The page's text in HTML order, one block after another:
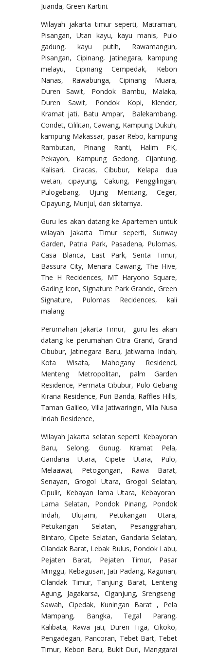
Juanda, Green Kartini.
Wilayah jakarta timur seperti, Matraman,
Pisangan, Utan kayu, kayu manis, Pulo
gadung, kayu putih, Rawamangun,
Pisangan, Cipinang, Jatinegara, kampung
melayu, Cipinang Cempedak, Kebon
Nanas, Rawabunga, Cipinang Muara,
Duren Sawit, Pondok Bambu, Malaka,
Duren Sawit, Pondok Kopi, Klender,
Kramat jati, Batu Ampar, Balekambang,
Condet, Cililitan, Cawang, Kampung Dukuh,
kampung Makassar, pasar Rebo, kampung
Rambutan, Pinang Ranti, Halim PK,
Pekayon, Kampung Gedong, Cijantung,
Kalisari, Ciracas, Cibubur, Kelapa dua
wetan, cipayung, Cakung, Penggilingan,
Pulogebang, Ujung Mentang, Ceger,
Cipayung, Munjul, dan skitarnya.
Guru les akan datang ke Apartemen untuk
wilayah Jakarta Timur seperti, Sunway
Garden, Patria Park, Pasadena, Pulomas,
Casa Blanca, East Park, Senta Timur,
Bassura City, Menara Cawang, The Hive,
The H Recidences, MT Haryono Square,
Gading Icon, Signature Park Grande, Green
Signature, Pulomas Recidences, kali
malang.
Perumahan Jakarta Timur, guru les akan
datang ke perumahan Citra Grand, Grand
Cibubur, Jatinegara Baru, Jatiwarna Indah,
Kota Wisata, Mahogany Residenci,
Menteng Metropolitan, palm Garden
Residence, Permata Cibubur, Pulo Gebang
Kirana Residence, Puri Banda, Raffles Hills,
Taman Galileo, Villa Jatiwaringin, Villa Nusa
Indah Residence,
Wilayah Jakarta selatan seperti: Kebayoran
Baru, Selong, Gunug, Kramat Pela,
Gandaria Utara, Cipete Utara, Pulo,
Melaawai, Petogongan, Rawa Barat,
Senayan, Grogol Utara, Grogol Selatan,
Cipulir, Kebayan lama Utara, Kebayoran
Lama Selatan, Pondok Pinang, Pondok
Indah, Ulujami, Petukangan Utara,
Petukangan Selatan, Pesanggrahan,
Bintaro, Cipete Selatan, Gandaria Selatan,
Cilandak Barat, Lebak Bulus, Pondok Labu,
Pejaten Barat, Pejaten Timur, Pasar
Minggu, Kebagusan, Jati Padang, Ragunan,
Cilandak Timur, Tanjung Barat, Lenteng
Agung, Jagakarsa, Ciganjung, Srengseng
Sawah, Cipedak, Kuningan Barat , Pela
Mampang, Bangka, Tegal Parang,
Kalibata, Rawa jati, Duren Tiga, Cikoko,
Pengadegan, Pancoran, Tebet Bart, Tebet
Timur, Kebon Baru, Bukit Duri, Manggarai